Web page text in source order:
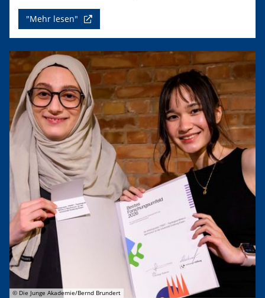
"Mehr lesen"
© Die Junge Akademie/Bernd Brundert